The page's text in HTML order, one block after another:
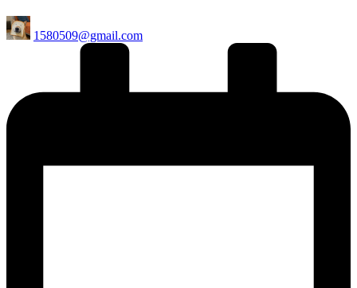
Posted
by
1580509@gmail.com